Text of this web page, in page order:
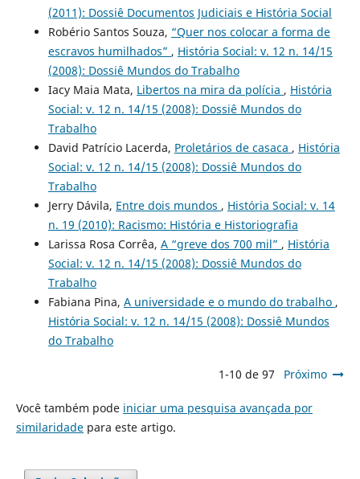
(2011): Dossiê Documentos Judiciais e História Social
Robério Santos Souza, “Quer nos colocar a forma de
escravos humilhados” , História Social: v. 12 n. 14/15
(2008): Dossiê Mundos do Trabalho
Iacy Maia Mata, Libertos na mira da polícia , História
Social: v. 12 n. 14/15 (2008): Dossiê Mundos do
Trabalho
David Patrício Lacerda, Proletários de casaca , História
Social: v. 12 n. 14/15 (2008): Dossiê Mundos do
Trabalho
Jerry Dávila, Entre dois mundos , História Social: v. 14
n. 19 (2010): Racismo: História e Historiografia
Larissa Rosa Corrêa, A “greve dos 700 mil” , História
Social: v. 12 n. 14/15 (2008): Dossiê Mundos do
Trabalho
Fabiana Pina, A universidade e o mundo do trabalho ,
História Social: v. 12 n. 14/15 (2008): Dossiê Mundos
do Trabalho
1-10 de 97 Próximo
Você também pode iniciar uma pesquisa avançada por
similaridadepara este artigo.